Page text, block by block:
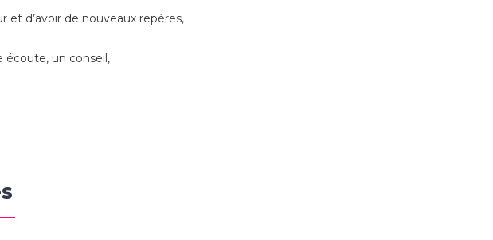
d’avoir de nouveaux repères,
un conseil,